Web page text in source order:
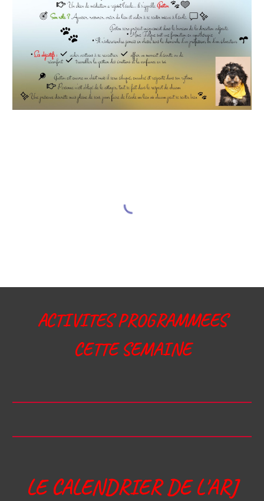
ACTIVITES PROGRAMMEES
CETTE SEMAINE
LE CALENDRIER DE L'ARJ